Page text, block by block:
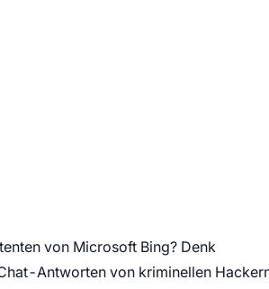
von Microsoft Bing? Denk
Antworten von kriminellen